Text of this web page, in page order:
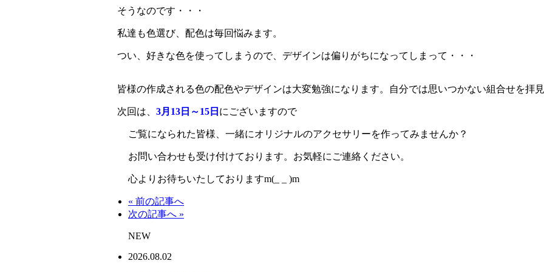
そうなのです・・・
私達も色選び、配色は毎回悩みます。
つい、好きな色を使ってしまうので、 デザインは偏りがちになってしまって・・・
皆様の作成される色の配色やデザインは大変勉強になります。 自分では思いつかない組合せを拝
次回は、 3月 13 日～15 日 にございますので
ご覧になられた皆様、 一緒にオリジナルのアクセサリーを作ってみませんか？
お問い合わせも受け付けております。 お気軽にご連絡ください。
心よりお待ちいたしておりますm(_ _ )m
« 前の記事へ
次の記事へ »
NEW
2026.08.02